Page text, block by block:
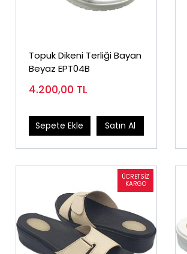
Topuk Dikeni Terliği Bayan
Beyaz EPT04B
4.200,00 TL
Sepete Ekle Satın Al